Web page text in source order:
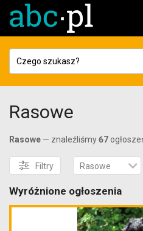
Rasowe
Rasowe — znaleźliśmy67
Filtry Rasowe
Wyróżnione ogłoszenia